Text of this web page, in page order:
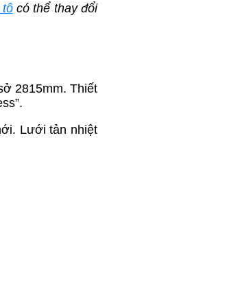
tôcó thể thay đổi
2815mm. Thiết
Lưới tản nhiệt